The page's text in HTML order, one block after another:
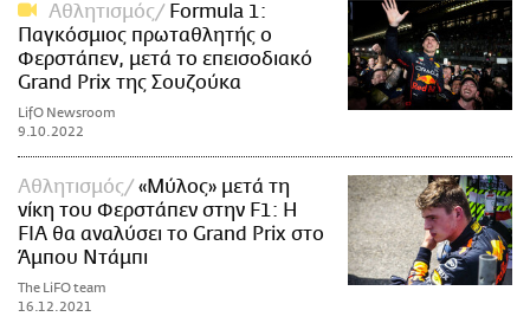
Αθλητισμός
Formula 1:
Παγκόσμιος πρωταθλητής ο
Φερστάπεν, μετά το επεισοδιακό
Grand Prix της Σουζούκα
LifO Newsroom
9.10.2022
Αθλητισμός
«Μύλος» μετά τη
νίκη του Φερστάπεν στην F1: H
FIA θα αναλύσει το Grand Prix στο
Άμπου Ντάμπι
The LiFO team
16.12.2021